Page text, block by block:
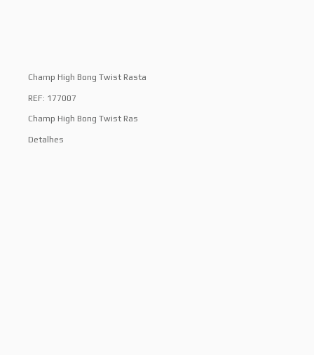
Champ High Bong Twist Rasta
REF: 177007
Champ High Bong Twist Ras
Detalhes